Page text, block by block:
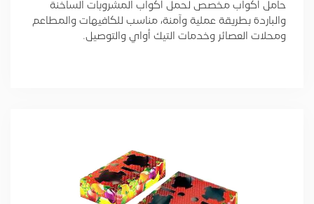
حامل أكواب مخصص لحمل أكواب المشروبات الساخنة
والباردة بطريقة عملية وآمنة، مناسب للكافيهات والمطاعم
ومحلات العصائر وخدمات التيك أواي والتوصيل.